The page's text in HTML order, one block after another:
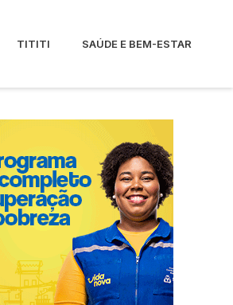
TITITI SAÚDE E BEM-ESTAR